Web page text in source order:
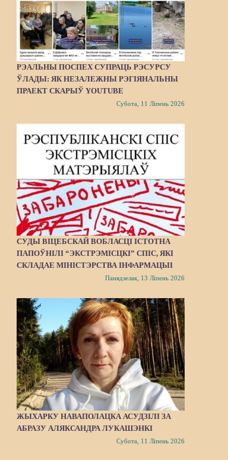
РЭАЛЬНЫ ПОСПЕХ СУПРАЦЬ РЭСУРСУ
ЎЛАДЫ: ЯК НЕЗАЛЕЖНЫ РЭГІЯНАЛЬНЫ
ПРАЕКТ СКАРЫЎ YOUTUBE
Субота, 11 Ліпень 2026
СУДЫ ВІЦЕБСКАЙ ВОБЛАСЦІ ІСТОТНА
ПАПОЎНІЛІ “ЭКСТРЭМІСЦКІ” СПІС, ЯКІ
СКЛАДАЕ МІНІСТЭРСТВА ІНФАРМАЦЫІ
Панядзелак, 13 Ліпень 2026
ЖЫХАРКУ НАВАПОЛАЦКА АСУДЗІЛІ ЗА
АБРАЗУ АЛЯКСАНДРА ЛУКАШЭНКІ
Субота, 11 Ліпень 2026